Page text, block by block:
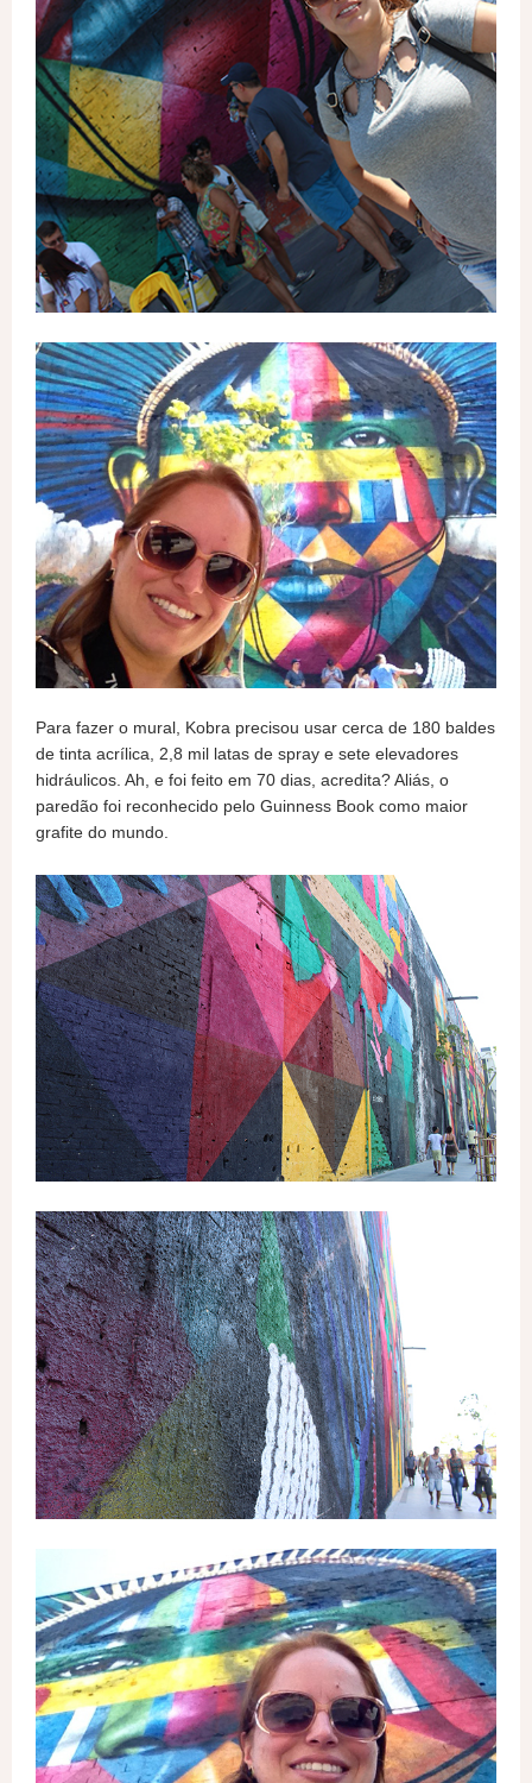
Para fazer o mural, Kobra precisou usar cerca de 180 baldes
de tinta acrílica, 2,8 mil latas de spray e sete elevadores
hidráulicos. Ah, e foi feito em 70 dias, acredita? Aliás, o
paredão foi reconhecido pelo Guinness Book como maior
grafite do mundo.